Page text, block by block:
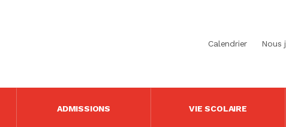
ADMISSIONS VIE SCOLAIRE
Calendrier Nous